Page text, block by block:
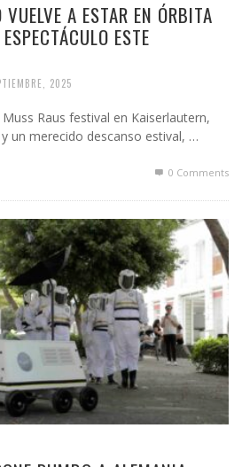
A ESTAR EN ÓRBITA
ESTE
2025
Raus festival en Kaiserlautern,
un merecido descanso estival, …
0 Comments